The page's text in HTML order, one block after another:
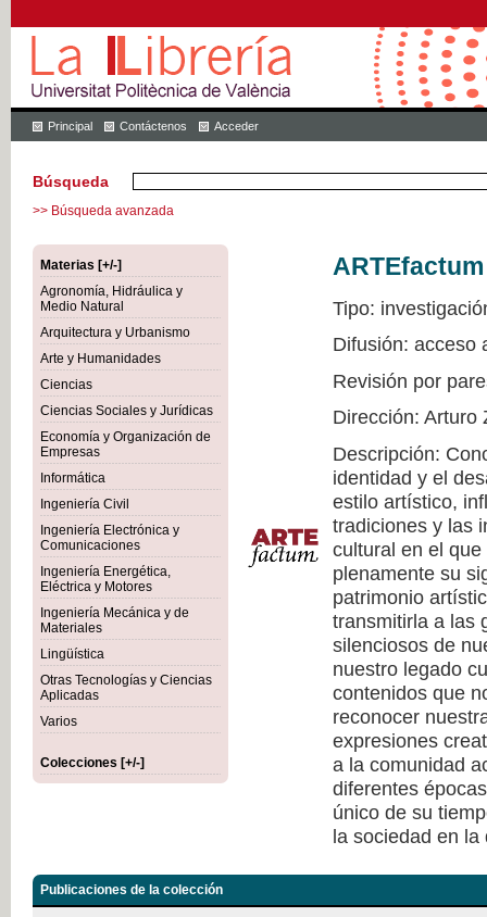
Principal Contáctenos Acceder
Búsqueda
>> Búsqueda avanzada
Materias [+/-]
Agronomía, Hidráulica y
Medio Natural
Arquitectura y Urbanismo
Arte y Humanidades
Ciencias
Ciencias Sociales y Jurídicas
Economía y Organización de
Empresas
Informática
Ingeniería Civil
Ingeniería Electrónica y
Comunicaciones
Ingeniería Energética,
Eléctrica y Motores
Ingeniería Mecánica y de
Materiales
Lingüística
Otras Tecnologías y Ciencias
Aplicadas
Varios
Colecciones [+/-]
ARTEfactum
Tipo:
Difusión: acceso
Revisión por
Dirección: Arturo
Descripción:
identidad y el
estilo artístico,
tradiciones y las
cultural en el
plenamente su
patrimonio
transmitirla a las
silenciosos de
nuestro legado
contenidos que
reconocer
expresiones
a la comunidad
diferentes
único de su
la sociedad en la
Publicaciones de la colección